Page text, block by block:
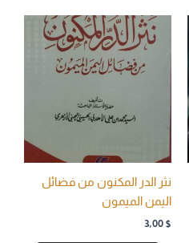
نثر الدر المكنون من فضائل
اليمن الميمون
3,00 $